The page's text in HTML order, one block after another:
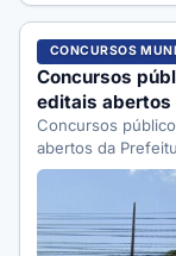
CONCURSOS
Concursos
editais abertos
Concursos
abertos da
como se…